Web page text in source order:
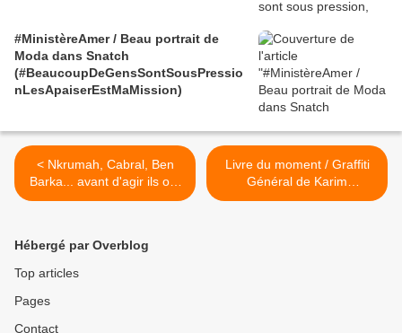
#MinistèreAmer / Beau portrait de
Moda dans Snatch
(#BeaucoupDeGensSontSousPressio
nLesApaiserEstMaMission)
< Nkrumah, Cabral, Ben
Barka... avant d'agir ils ont
pensé / Saïd Bouamama
Livre du moment / Graffiti
Général de Karim
Boukercha >
Hébergé par Overblog
Top articles
Pages
Contact